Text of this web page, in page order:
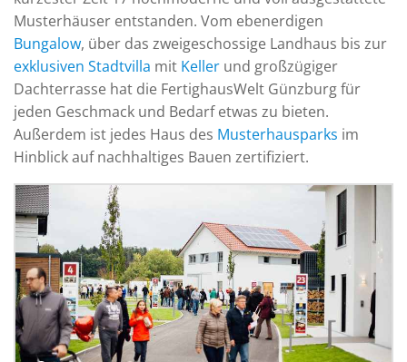
Musterhäuser entstanden. Vom ebenerdigen
Bungalow, über das zweigeschossige Landhaus bis zur
exklusiven Stadtvilla mit Keller und großzügiger
Dachterrasse hat die FertighausWelt Günzburg für
jeden Geschmack und Bedarf etwas zu bieten.
Außerdem ist jedes Haus des Musterhausparks im
Hinblick auf nachhaltiges Bauen zertifiziert.